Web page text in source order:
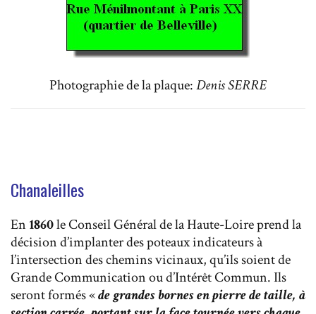
Photographie de la plaque:Denis SERRE
Chanaleilles
En1860le Conseil Général de la Haute-Loire prend la
décision d’implanter des poteaux indicateurs à
l’intersection des chemins vicinaux, qu’ils soient de
Grande Communication ou d’Intérêt Commun. Ils
seront formés «de grandes bornes en pierre de taille, à